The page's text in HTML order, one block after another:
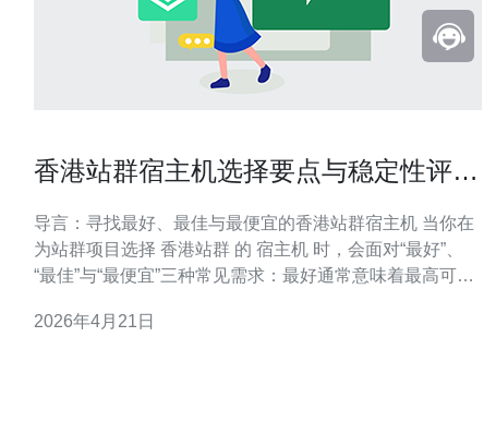
香港站群宿主机选择要点与稳定性评估
导言：寻找最好、最佳与最便宜的香港站群宿主机 当你在
为站群项目选择 香港站群 的 宿主机 时，会面对“最好”、
“最佳”与“最便宜”三种常见需求：最好通常意味着最高可用
衡；而最便宜则追求最低成本但可能牺牲部分稳定性。本
2026年4月21日